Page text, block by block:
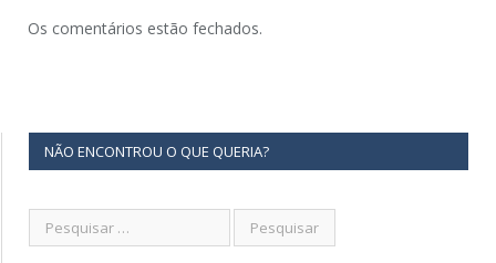
Os comentários estão fechados.
NÃO ENCONTROU O QUE QUERIA?